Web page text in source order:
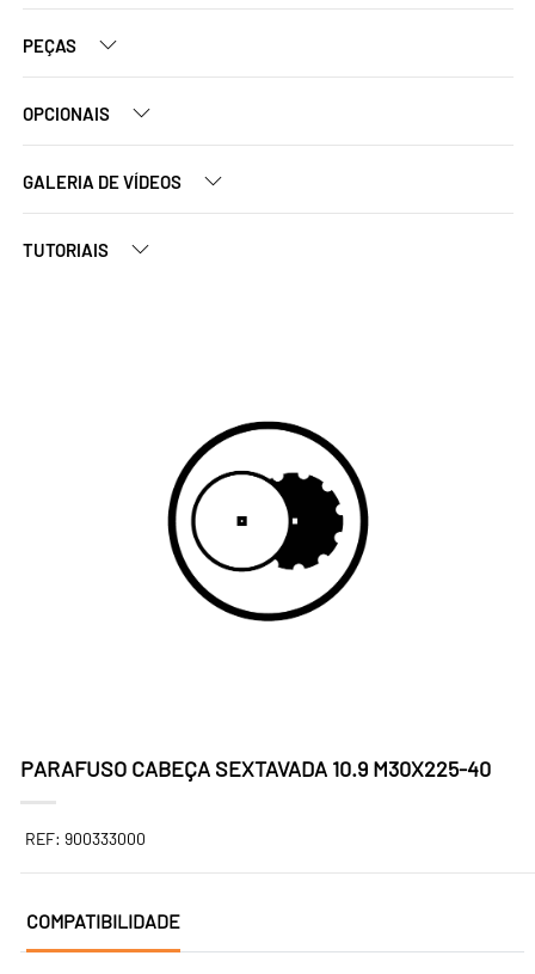
PEÇAS
OPCIONAIS
GALERIA DE VÍDEOS
TUTORIAIS
PARAFUSO CABEÇA SEXTAVADA 10.9 M30X225-40
REF: 900333000
COMPATIBILIDADE